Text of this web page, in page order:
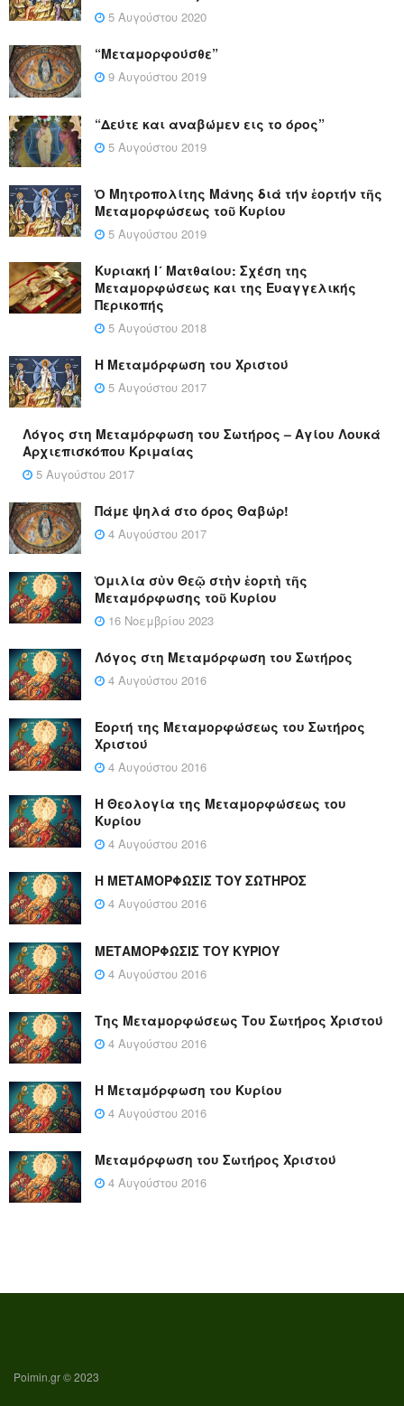
5 Αυγούστου 2020
“Μεταμορφούσθε”
9 Αυγούστου 2019
“Δεύτε και αναβώμεν εις το όρος”
5 Αυγούστου 2019
Ὁ Μητροπολίτης Μάνης διά τήν ἑορτήν τῆς
Μεταμορφώσεως τοῦ Κυρίου
5 Αυγούστου 2019
Κυριακή Ι´ Ματθαίου: Σχέση της
Μεταμορφώσεως και της Ευαγγελικής
Περικοπής
5 Αυγούστου 2018
Η Μεταμόρφωση του Χριστού
5 Αυγούστου 2017
Λόγος στη Μεταμόρφωση του Σωτήρος – Αγίου Λουκά
Αρχιεπισκόπου Κριμαίας
5 Αυγούστου 2017
Πάμε ψηλά στο όρος Θαβώρ!
4 Αυγούστου 2017
Ὁμιλία σὺν Θεῷ στὴν ἑορτὴ τῆς
Μεταμόρφωσης τοῦ Κυρίου
16 Νοεμβρίου 2023
Λόγος στη Μεταμόρφωση του Σωτήρος
4 Αυγούστου 2016
Εορτή της Μεταμορφώσεως του Σωτήρος
Χριστού
4 Αυγούστου 2016
Η Θεολογία της Μεταμορφώσεως του
Κυρίου
4 Αυγούστου 2016
Η ΜΕΤΑΜΟΡΦΩΣΙΣ ΤΟΥ ΣΩΤΗΡΟΣ
4 Αυγούστου 2016
ΜΕΤΑΜΟΡΦΩΣΙΣ ΤΟΥ ΚΥΡΙΟΥ
4 Αυγούστου 2016
Της Μεταμορφώσεως Του Σωτήρος Χριστού
4 Αυγούστου 2016
Η Μεταμόρφωση του Κυρίου
4 Αυγούστου 2016
Μεταμόρφωση του Σωτήρος Χριστού
4 Αυγούστου 2016
Poimin.gr © 2023